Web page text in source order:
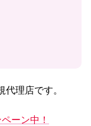
理店です。
ーン中！